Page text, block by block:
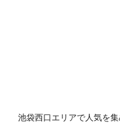
池袋西口エリアで人気を集